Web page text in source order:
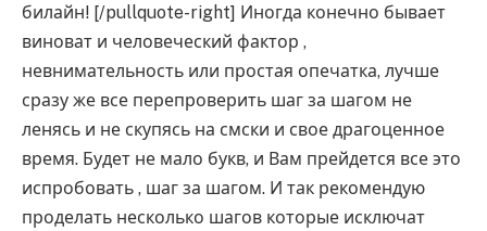
билайн! [/pullquote-right] Иногда конечно бывает
виноват и человеческий фактор ,
невнимательность или простая опечатка, лучше
сразу же все перепроверить шаг за шагом не
ленясь и не скупясь на смски и свое драгоценное
время. Будет не мало букв, и Вам прейдется все это
испробовать , шаг за шагом. И так рекомендую
проделать несколько шагов которые исключат